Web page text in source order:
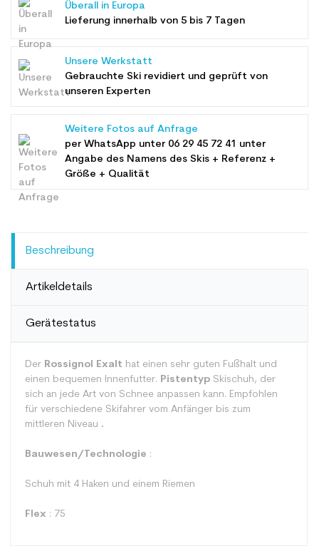
Überall in Europa
Lieferung innerhalb von 5 bis 7 Tagen
Unsere Werkstatt
Gebrauchte Ski revidiert und geprüft von
unseren Experten
Weitere Fotos auf Anfrage
per WhatsApp unter 06 29 45 72 41 unter
Angabe des Namens des Skis + Referenz +
Größe + Qualität
Beschreibung
Artikeldetails
Gerätestatus
Der Rossignol Exalt hat einen sehr guten Fußhalt und
einen bequemen Innenfutter. Pistentyp Skischuh, der
sich an jede Art von Schnee anpassen kann. Empfohlen
für verschiedene Skifahrer vom Anfänger bis zum
mittleren Niveau .
Bauwesen/Technologie :
Schuh mit 4 Haken und einem Riemen
Flex : 75